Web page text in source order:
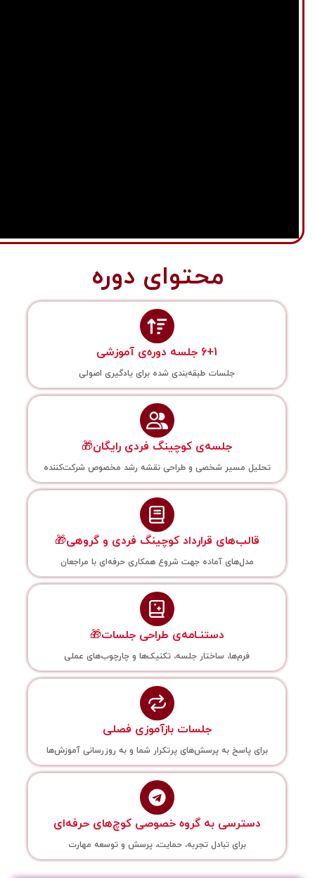
محتوای دوره
6+1 جلسه دوره‌ی آموزشی
جلسات طبقه‌بندی شده برای یادگیری اصولی
جلسه‌ی کوچینگ فردی رایگان🎁
تحلیل مسیر شخصی و طراحی نقشه رشد مخصوص شرکت‌کننده
قالب‌های قرارداد کوچینگ فردی و گروهی🎁
مدل‌های آماده جهت شروع همکاری حرفه‌ای با مراجعان
دستنـامه‌ی طراحی جلسات🎁
فرم‌ها، ساختار جلسه، تکنیک‌ها و چارچوب‌های عملی
جلسات بازآموزی فصلی
برای پاسخ به پرسش‌های پرتکرار شما و به روزرسانی آموزش‌ها
دسترسی به گروه خصوصی کوچ‌های حرفه‌ای
برای تبادل تجربه، حمایت، پرسش و توسعه مهارت